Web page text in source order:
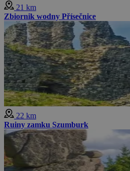
21 km
Zbiornik wodny Přísečnice
22 km
Ruiny zamku Szumburk